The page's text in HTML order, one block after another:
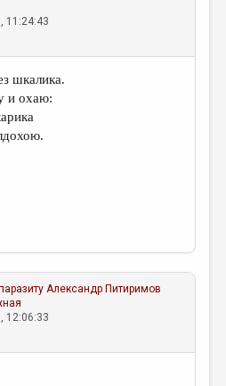
11:24:43
шкалика.
и охаю:
Александр Питиримов
12:06:33